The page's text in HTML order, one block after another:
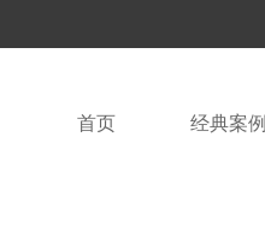
首页 经典案例